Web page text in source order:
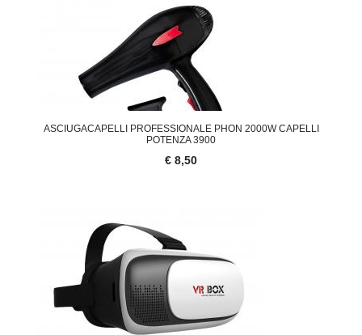
ASCIUGACAPELLI PROFESSIONALE PHON 2000W CAPELLI
POTENZA 3900
€ 8,50